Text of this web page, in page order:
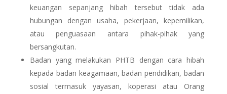
keuangan sepanjang hibah tersebut tidak ada
hubungan dengan usaha, pekerjaan, kepemilikan,
atau penguasaan antara pihak-pihak yang
bersangkutan.
Badan yang melakukan PHTB dengan cara hibah
kepada badan keagamaan, badan pendidikan, badan
sosial termasuk yayasan, koperasi atau Orang